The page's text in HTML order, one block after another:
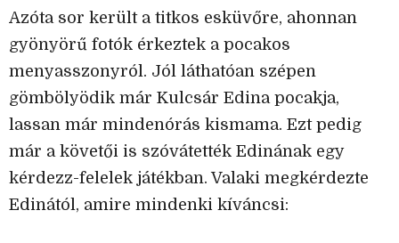
Azóta sor került a titkos esküvőre, ahonnan
gyönyörű fotók érkeztek a pocakos
menyasszonyról. Jól láthatóan szépen
gömbölyödik már Kulcsár Edina pocakja,
lassan már mindenórás kismama. Ezt pedig
már a követői is szóvátették Edinának egy
kérdezz-felelek játékban. Valaki megkérdezte
Edinától, amire mindenki kíváncsi: